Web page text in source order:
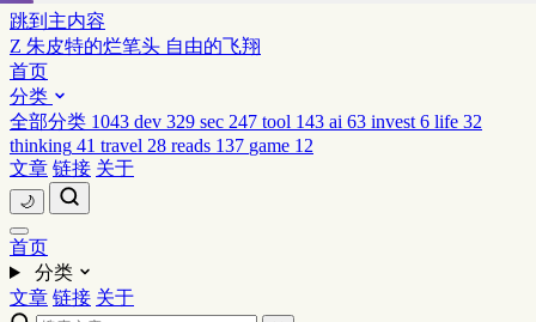
跳到主内容
Z 朱皮特的烂笔头 自由的飞翔
首页
分类
全部分类 1043 dev 329 sec 247 tool 143 ai 63 invest 6 life 32
thinking 41 travel 28 reads 137 game 12
文章 链接 关于
🌙
首页
分类
文章 链接 关于